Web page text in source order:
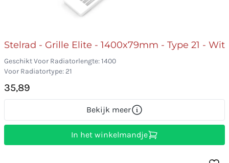
Stelrad - Grille Elite - 1400x79mm - Type 21 - Wit
Geschikt Voor Radiatorlengte: 1400
Voor Radiatortype: 21
35,89
Bekijk meer
In het winkelmandje